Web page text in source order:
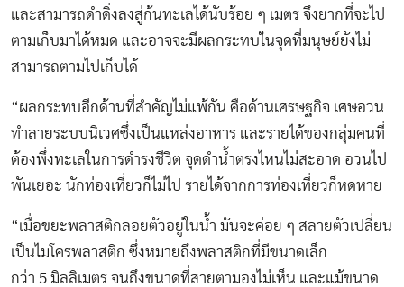
และสามารถดำดิ่งลงสู่ก้นทะเลได้นับร้อย ๆ เมตร จึงยากที่จะไป
ตามเก็บมาได้หมด และอาจจะมีผลกระทบในจุดที่มนุษย์ยังไม่
สามารถตามไปเก็บได้
“ผลกระทบอีกด้านที่สำคัญไม่แพ้กัน คือด้านเศรษฐกิจ เศษอวน
ทำลายระบบนิเวศซึ่งเป็นแหล่งอาหาร และรายได้ของกลุ่มคนที่
ต้องพึ่งทะเลในการดำรงชีวิต จุดดำน้ำตรงไหนไม่สะอาด อวนไป
พันเยอะ นักท่องเที่ยวก็ไม่ไป รายได้จากการท่องเที่ยวก็หดหาย
“เมื่อขยะพลาสติกลอยตัวอยู่ในน้ำ มันจะค่อย ๆ สลายตัวเปลี่ยน
เป็นไมโครพลาสติก ซึ่งหมายถึงพลาสติกที่มีขนาดเล็ก
กว่า 5 มิลลิเมตร จนถึงขนาดที่สายตามองไม่เห็น และแม้ขนาด